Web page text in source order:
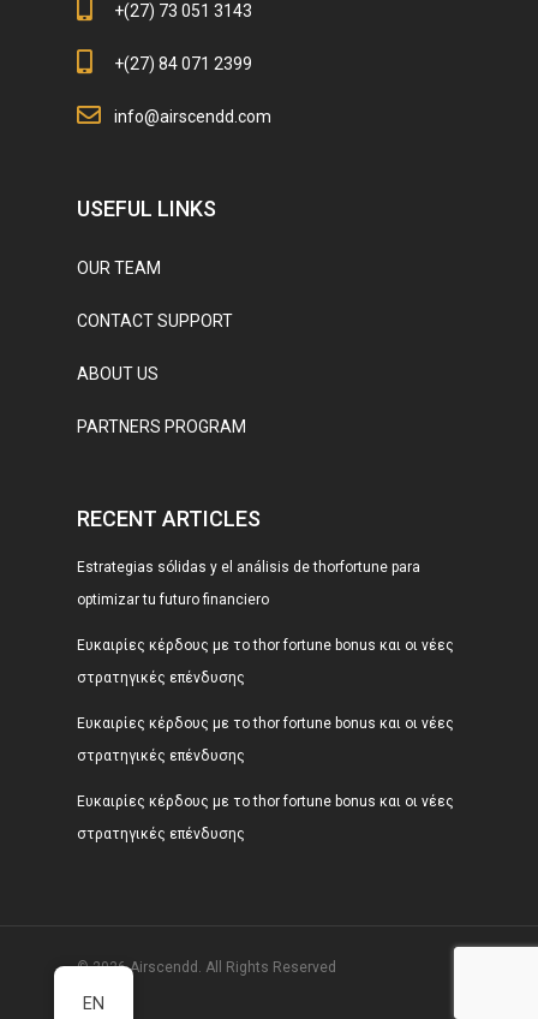
+(27) 73 051 3143
+(27) 84 071 2399
info@airscendd.com
USEFUL LINKS
OUR TEAM
CONTACT SUPPORT
ABOUT US
PARTNERS PROGRAM
RECENT ARTICLES
Estrategias sólidas y el análisis de thorfortune para
optimizar tu futuro financiero
Ευκαιρίες κέρδους με το thor fortune bonus και οι νέες
στρατηγικές επένδυσης
Ευκαιρίες κέρδους με το thor fortune bonus και οι νέες
στρατηγικές επένδυσης
Ευκαιρίες κέρδους με το thor fortune bonus και οι νέες
στρατηγικές επένδυσης
© 2026 Airscendd. All Rights Reserved
EN